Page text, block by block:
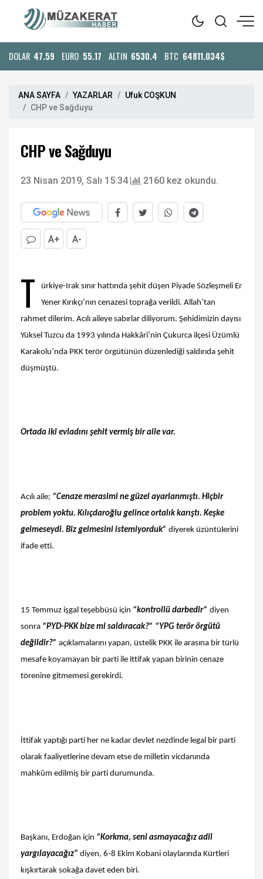
DOLAR 47.59 EURO 55.17 ALTIN 6530.4 BTC 64811.034$
ANA SAYFA YAZARLAR
Ufuk COŞKUN
CHP ve Sağduyu
CHP ve Sağduyu
23 Nisan 2019, Salı 15:34 2160 kez okundu.
A+ A-
T
ürkiye-Irak sınır hattında şehit düşen Piyade Sözleşmeli Er
Yener Kırıkçı’nın cenazesi toprağa verildi. Allah’tan
rahmet dilerim. Acılı aileye sabırlar diliyorum. Şehidimizin dayısı
Yüksel Tuzcu da 1993 yılında Hakkâri’nin Çukurca ilçesi Üzümlü
Karakolu’nda PKK terör örgütünün düzenlediği saldırıda şehit
düşmüştü.
Ortada iki evladını şehit vermiş bir aile var.
Acılı aile; “Cenaze merasimi ne güzel ayarlanmıştı. Hiçbir
problem yoktu. Kılıçdaroğlu gelince ortalık karıştı. Keşke
gelmeseydi. Biz gelmesini istemiyorduk” diyerek üzüntülerini
ifade etti.
15 Temmuz işgal teşebbüsü için “kontrollü darbedir” diyen
sonra “PYD-PKK bize mi saldıracak?” “YPG terör örgütü
değildir?” açıklamalarını yapan, üstelik PKK ile arasına bir türlü
mesafe koyamayan bir parti ile ittifak yapan birinin cenaze
törenine gitmemesi gerekirdi.
İttifak yaptığı parti her ne kadar devlet nezdinde legal bir parti
olarak faaliyetlerine devam etse de milletin vicdanında
mahkûm edilmiş bir parti durumunda.
Başkanı, Erdoğan için “Korkma, seni asmayacağız adil
yargılayacağız" diyen, 6-8 Ekim Kobani olaylarında Kürtleri
kışkırtarak sokağa davet eden biri.